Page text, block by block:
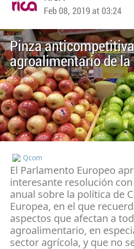
Feb 08, 2019 at 03:24
Pinza
agroalimentario de la
Qcom
El Parlamento Europeo
interesante resolución
anual sobre la política de
Europea, en el que
aspectos que afectan a
agroalimentario, en
sector agrícola, y que no